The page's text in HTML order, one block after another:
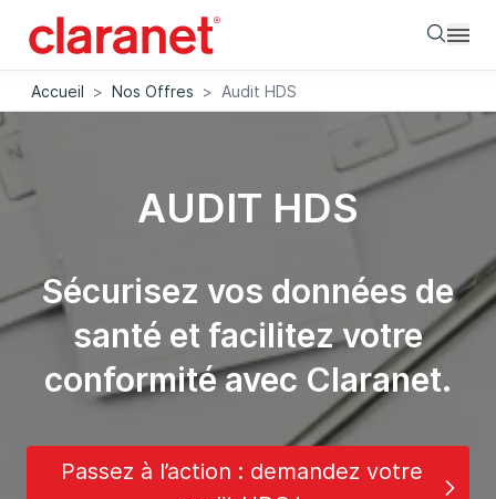
Accueil > Nos Offres > Audit HDS
AUDIT HDS
Sécurisez vos données de
santé et facilitez votre
conformité avec Claranet.
Passez à l’action : demandez votre